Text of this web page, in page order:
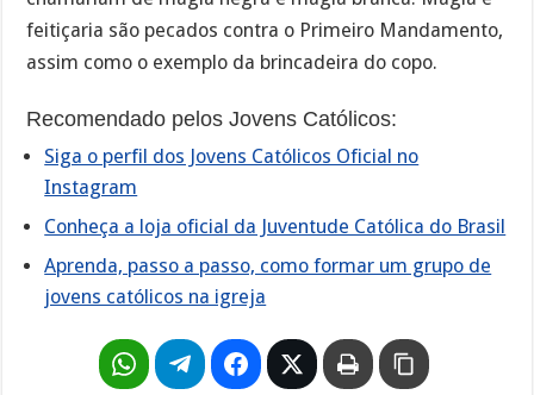
feitiçaria são pecados contra o Primeiro Mandamento,
assim como o exemplo da brincadeira do copo.
Recomendado pelos Jovens Católicos:
Siga o perfil dos Jovens Católicos Oficial no
Instagram
Conheça a loja oficial da Juventude Católica do Brasil
Aprenda, passo a passo, como formar um grupo de
jovens católicos na igreja